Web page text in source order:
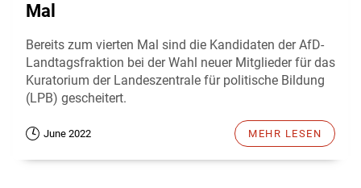
Mal
Bereits zum vierten Mal sind die Kandidaten der AfD-
Landtagsfraktion bei der Wahl neuer Mitglieder für das
Kuratorium der Landeszentrale für politische Bildung
(LPB) gescheitert.
June 2022 MEHR LESEN